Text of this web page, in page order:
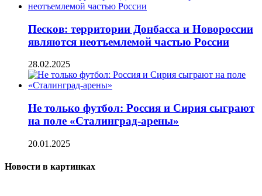
Песков: территории Донбасса и Новороссии
являются неотъемлемой частью России
28.02.2025
Не только футбол: Россия и Сирия сыграют
на поле «Сталинград-арены»
20.01.2025
Новости в картинках